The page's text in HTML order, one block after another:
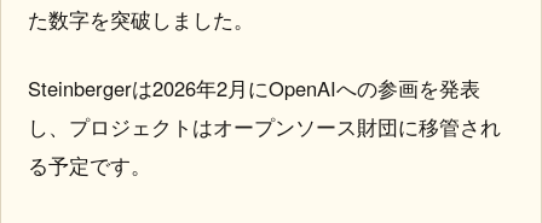
た数字を突破しました。
Steinbergerは2026年2月にOpenAIへの参画を発表
し、プロジェクトはオープンソース財団に移管され
る予定です。